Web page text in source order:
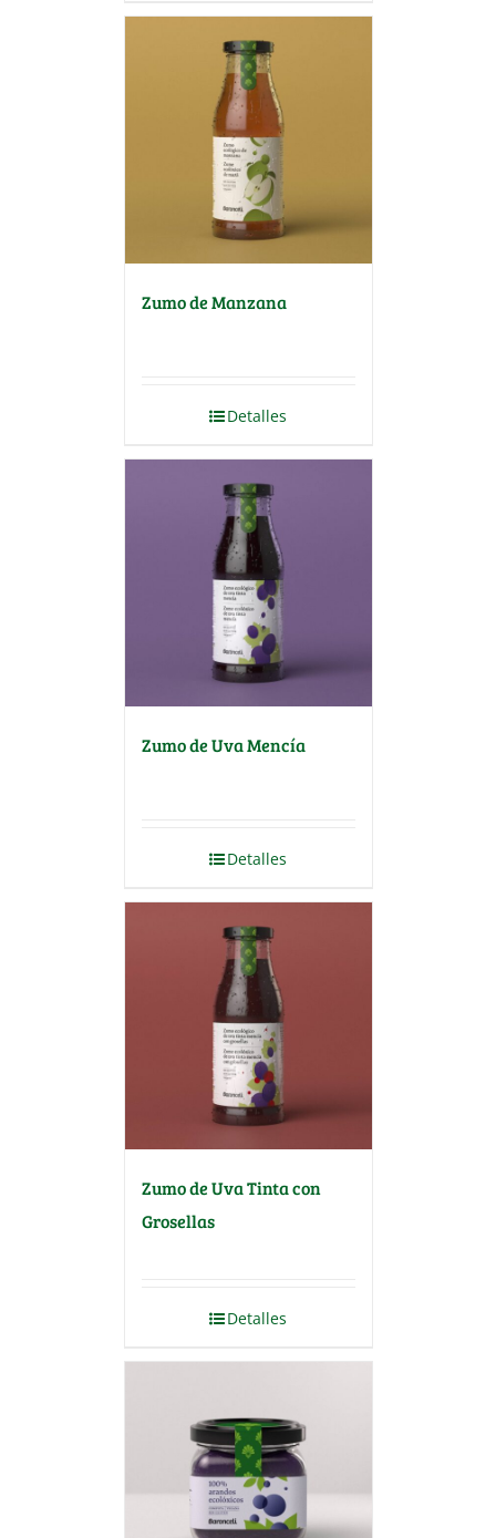
Zumo de Manzana
Detalles
Zumo de Uva Mencía
Detalles
Zumo de Uva Tinta con
Grosellas
Detalles